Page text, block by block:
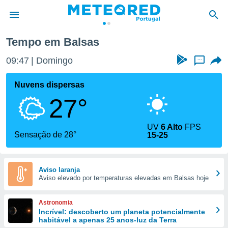
da
foi
fornecidas
a este
das
e
forma
digital
Tempo em Balsas
09:47 Domingo ...
Nuvens dispersas
27°
Sensação de 28°
UV6 Alto FPS
15-25
Aviso laranja
Aviso elevado por temperaturas elevadas em Balsas hoje
Astronomia
Incrível: descoberto um planeta potencialmente
habitável a apenas 25 anos-luz da Terra